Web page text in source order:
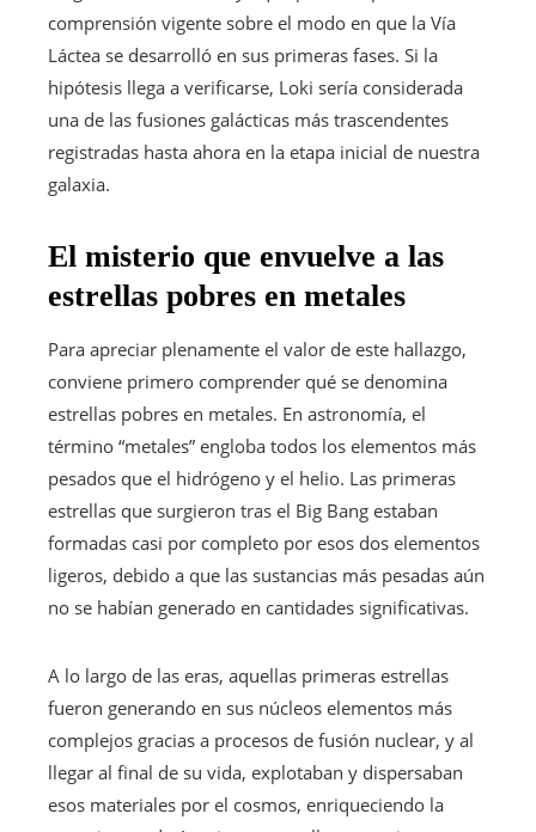
comprensión vigente sobre el modo en que la Vía
Láctea se desarrolló en sus primeras fases. Si la
hipótesis llega a verificarse, Loki sería considerada
una de las fusiones galácticas más trascendentes
registradas hasta ahora en la etapa inicial de nuestra
galaxia.
El misterio que envuelve a las
estrellas pobres en metales
Para apreciar plenamente el valor de este hallazgo,
conviene primero comprender qué se denomina
estrellas pobres en metales. En astronomía, el
término “metales” engloba todos los elementos más
pesados que el hidrógeno y el helio. Las primeras
estrellas que surgieron tras el Big Bang estaban
formadas casi por completo por esos dos elementos
ligeros, debido a que las sustancias más pesadas aún
no se habían generado en cantidades significativas.
A lo largo de las eras, aquellas primeras estrellas
fueron generando en sus núcleos elementos más
complejos gracias a procesos de fusión nuclear, y al
llegar al final de su vida, explotaban y dispersaban
esos materiales por el cosmos, enriqueciendo la